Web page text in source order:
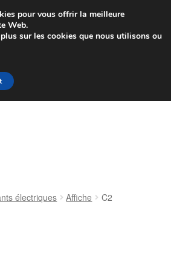
à partir de 7 EUR
vendredi de 9 h à 16 h
électriques Affiche C2
pour vous offrir la meilleure
Web.
sur les cookies que nous utilisons ou